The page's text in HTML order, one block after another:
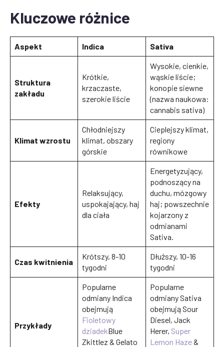
Kluczowe różnice
Aspekt Indica Sativa
Struktura
zakładu
Krótkie,
krzaczaste,
szerokie liście
Wysokie, cienkie,
wąskie liście;
konopie siewne
(nazwa naukowa:
cannabis sativa)
Klimat wzrostu
Chłodniejszy
klimat, obszary
górskie
Cieplejszy klimat,
regiony
równikowe
Efekty
Relaksujący,
uspokajający, haj
dla ciała
Energetyzujący,
podnoszący na
duchu, mózgowy
haj; powszechnie
kojarzony z
odmianami
Sativa.
Czas kwitnienia
Krótszy, 8-10
tygodni
Dłuższy, 10-16
tygodni
Przykłady
Popularne
odmiany Indica
obejmują
Fioletowy
dziadekBlue
Zkittlez & Gelato
Popularne
odmiany Sativa
obejmują Sour
Diesel, Jack
Herer, Super
Lemon Haze&